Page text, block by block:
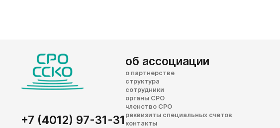
+7 (4012) 97-31-31
об ассоциации
о партнерстве
структура
сотрудники
органы СРО
членство СРО
реквизиты специальных счетов
контакты